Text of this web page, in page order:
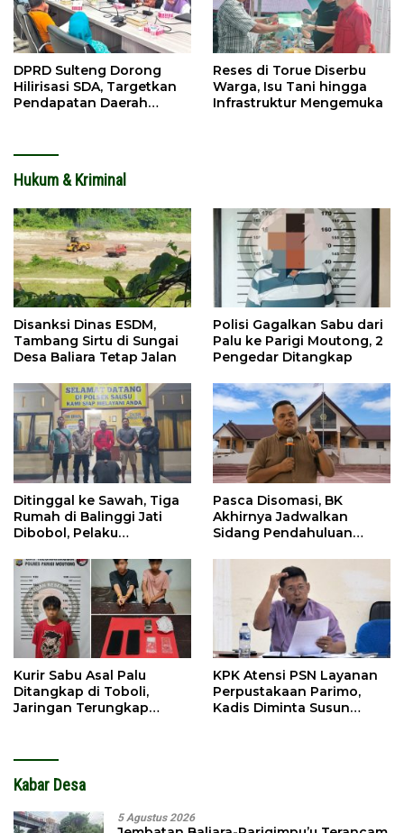
DPRD Sulteng Dorong
Hilirisasi SDA, Targetkan
Pendapatan Daerah
Reses di Torue Diserbu
Warga, Isu Tani hingga
Infrastruktur Mengemuka
Hukum & Kriminal
Disanksi Dinas ESDM,
Tambang Sirtu di Sungai
Desa Baliara Tetap Jalan
Polisi Gagalkan Sabu dari
Palu ke Parigi Moutong, 2
Pengedar Ditangkap
Ditinggal ke Sawah, Tiga
Rumah di Balinggi Jati
Dibobol, Pelaku
Pasca Disomasi, BK
Akhirnya Jadwalkan
Sidang Pendahuluan
Kurir Sabu Asal Palu
Ditangkap di Toboli,
Jaringan Terungkap
KPK Atensi PSN Layanan
Perpustakaan Parimo,
Kadis Diminta Susun
Kabar Desa
5 Agustus 2026